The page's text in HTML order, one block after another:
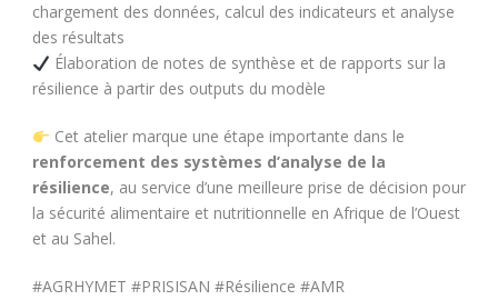
chargement des données, calcul des indicateurs et analyse
des résultats
Élaboration de notes de synthèse et de rapports sur la
résilience à partir des outputs du modèle
Cet atelier marque une étape importante dans le
renforcement des systèmes d’analyse de la
résilience, au service d’une meilleure prise de décision pour
la sécurité alimentaire et nutritionnelle en Afrique de l’Ouest
et au Sahel.
#AGRHYMET #PRISISAN #Résilience #AMR